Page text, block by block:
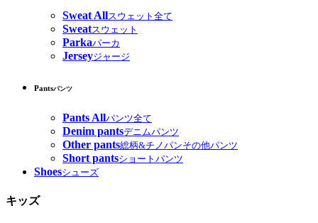
Sweat Allスウェット全て
Sweatスウェット
Parkaパーカ
Jerseyジャージ
Pantsパンツ
Pants Allパンツ全て
Denim pantsデニムパンツ
Other pants総柄&チノパンその他パンツ
Short pantsショートパンツ
Shoesシューズ
キッズ